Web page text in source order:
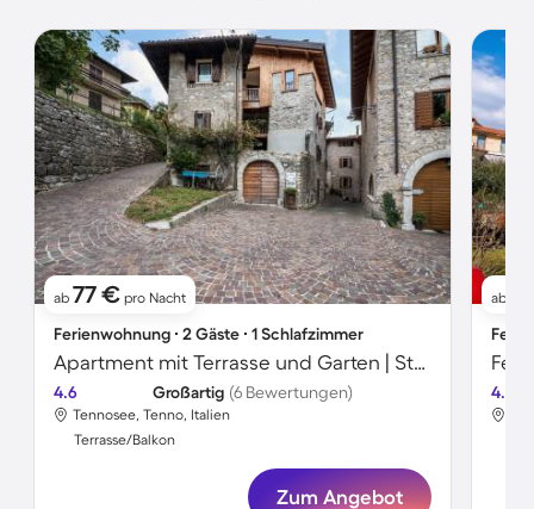
ab 77 € pro Nacht
Ferienwohnung ∙ 2 Gäste ∙ 1 Schlafzimmer
Apartment mit Terrasse und Garten | Stadtblick
4.6 Großartig (6 Bewertungen)
Tennosee, Tenno, Italien
Terrasse/Balkon
Zum Angebot
ab
4.5